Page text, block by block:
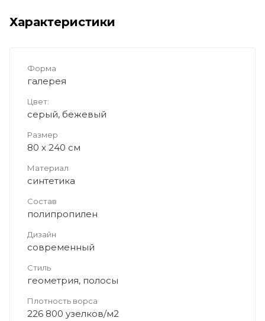
Характеристики
Форма
галерея
Цвет:
серый, бежевый
Размер
80 x 240 см
Материал
синтетика
Состав
полипропилен
Дизайн
современный
Стиль
геометрия, полосы
Плотность ворса
226 800 узелков/м2